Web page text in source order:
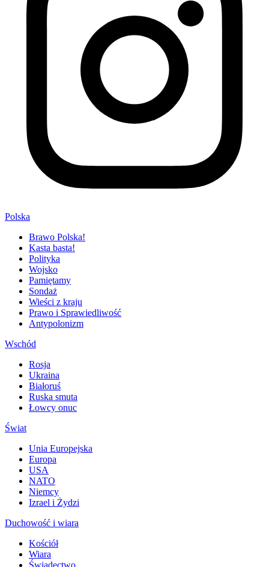
Polska
Brawo Polska!
Kasta basta!
Polityka
Wojsko
Pamiętamy
Sondaż
Wieści z kraju
Prawo i Sprawiedliwość
Antypolonizm
Wschód
Rosja
Ukraina
Białoruś
Ruska smuta
Łowcy onuc
Świat
Unia Europejska
Europa
USA
NATO
Niemcy
Izrael i Żydzi
Duchowość i wiara
Kościół
Wiara
Świadectwo